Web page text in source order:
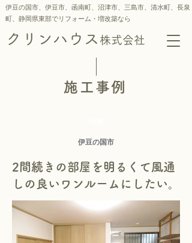
伊豆の国市、伊豆市、函南町、沼津市、三島市、 清水町、 長泉
町、静岡県東部でリフォーム・増改築なら
クリンハウス 株式会社
施工事例
伊豆の国市
2間続きの部屋を明るくて風通
しの良いワンルームにしたい。